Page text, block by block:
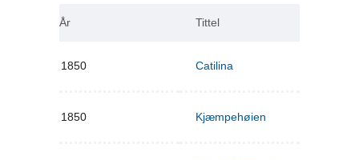
År Tittel
1850 Catilina
1850 Kjæmpehøien